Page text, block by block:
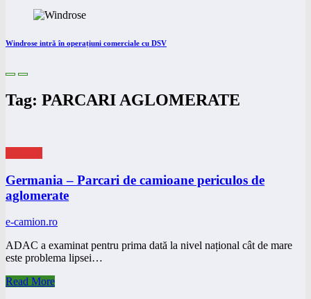
Windrose intră în operațiuni comerciale cu DSV
Tag: PARCARI AGLOMERATE
Germania – Parcari de camioane periculos de
aglomerate
e-camion.ro
ADAC a examinat pentru prima dată la nivel național cât de mare
este problema lipsei…
Read More